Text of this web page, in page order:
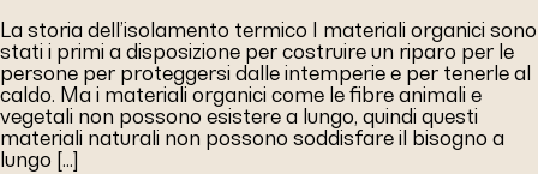
La storia dell’isolamento termico I materiali organici sono
stati i primi a disposizione per costruire un riparo per le
persone per proteggersi dalle intemperie e per tenerle al
caldo. Ma i materiali organici come le fibre animali e
vegetali non possono esistere a lungo, quindi questi
materiali naturali non possono soddisfare il bisogno a
lungo […]